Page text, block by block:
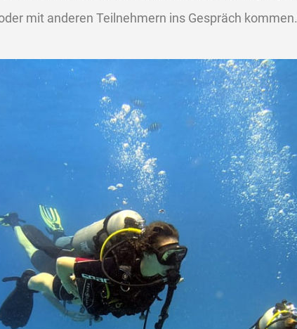
mit anderen Teilnehmern ins Gespräch kommen.